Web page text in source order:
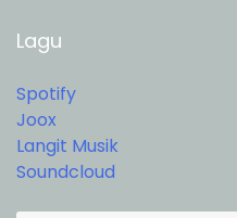
Lagu
Spotify
Joox
Langit Musik
Soundcloud